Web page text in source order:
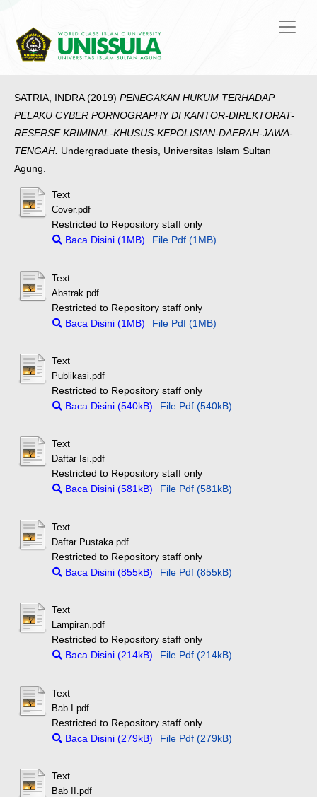
SATRIA, INDRA(2019) PENEGAKAN HUKUM TERHADAP
PELAKU CYBER PORNOGRAPHY DI KANTOR-DIREKTORAT-
RESERSE KRIMINAL-KHUSUS-KEPOLISIAN-DAERAH-JAWA-
TENGAH. Undergraduate thesis, Universitas Islam Sultan
Agung.
Text
Cover.pdf
Restricted to Repository staff only
Baca Disini (1MB)
File Pdf (1MB)
Text
Abstrak.pdf
Restricted to Repository staff only
Baca Disini (1MB)
File Pdf (1MB)
Text
Publikasi.pdf
Restricted to Repository staff only
Baca Disini (540kB)
File Pdf (540kB)
Text
Daftar Isi.pdf
Restricted to Repository staff only
Baca Disini (581kB)
File Pdf (581kB)
Text
Daftar Pustaka.pdf
Restricted to Repository staff only
Baca Disini (855kB)
File Pdf (855kB)
Text
Lampiran.pdf
Restricted to Repository staff only
Baca Disini (214kB)
File Pdf (214kB)
Text
Bab I.pdf
Restricted to Repository staff only
Baca Disini (279kB)
File Pdf (279kB)
Text
Bab II.pdf